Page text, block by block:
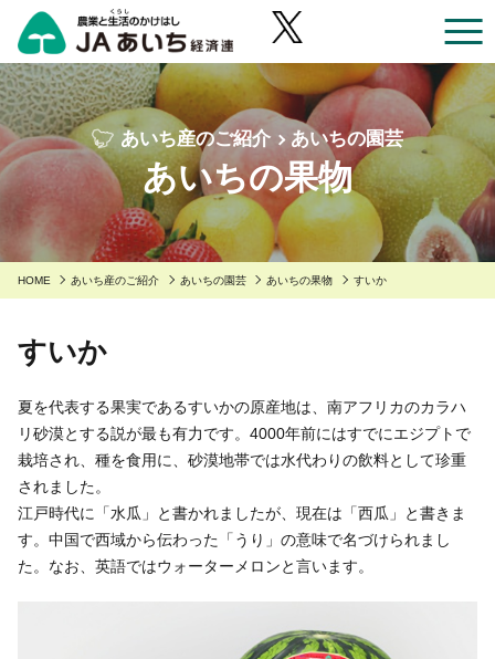
職員採用
アルバイト採用
リンク集
お近くのJAのお店一覧
あいち産のご紹介
あいち産のご紹介
あいちの園芸
あいちの野菜
あいちの花
あいちの畜産・お肉
あいちの米・麦・大豆
安全・安心へのこだわり
安全・安心へのこだわり
あいち産 青果物の安全・安心
あいち産 畜産物の安全・安心
あいちの農業
くらしに役立つ情報
くらしに役立つ情報
Aコープ
グリーンセンター
食肉販売店
直営飲食店
農家組合員の方へ
農家組合員の方へ
野菜・果物・花を生産の皆様へ
園芸部の取り組み
青果物の市況概要
牛肉・豚肉・鶏卵を生産の皆様へ
JAあいち経済連について
あいち産のご紹介 あいちの園芸
あいちの果物
HOME あいち産のご紹介 あいちの園芸 あいちの果物 すいか
すいか
夏を代表する果実であるすいかの原産地は、南アフリカのカラハ
リ砂漠とする説が最も有力です。4000年前にはすでにエジプトで
栽培され、種を食用に、砂漠地帯では水代わりの飲料として珍重
されました。
江戸時代に「水瓜」と書かれましたが、現在は「西瓜」と書きま
す。中国で西域から伝わった「うり」の意味で名づけられまし
た。なお、英語ではウォーターメロンと言います。